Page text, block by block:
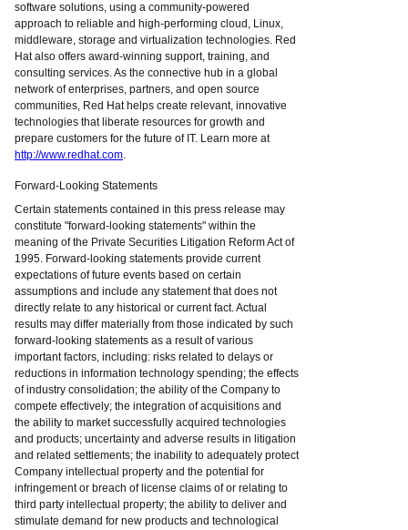
software solutions, using a community-powered
approach to reliable and high-performing cloud, Linux,
middleware, storage and virtualization technologies. Red
Hat also offers award-winning support, training, and
consulting services. As the connective hub in a global
network of enterprises, partners, and open source
communities, Red Hat helps create relevant, innovative
technologies that liberate resources for growth and
prepare customers for the future of IT. Learn more at
http://www.redhat.com.
Forward-Looking Statements
Certain statements contained in this press release may
constitute "forward-looking statements" within the
meaning of the Private Securities Litigation Reform Act of
1995. Forward-looking statements provide current
expectations of future events based on certain
assumptions and include any statement that does not
directly relate to any historical or current fact. Actual
results may differ materially from those indicated by such
forward-looking statements as a result of various
important factors, including: risks related to delays or
reductions in information technology spending; the effects
of industry consolidation; the ability of the Company to
compete effectively; the integration of acquisitions and
the ability to market successfully acquired technologies
and products; uncertainty and adverse results in litigation
and related settlements; the inability to adequately protect
Company intellectual property and the potential for
infringement or breach of license claims of or relating to
third party intellectual property; the ability to deliver and
stimulate demand for new products and technological